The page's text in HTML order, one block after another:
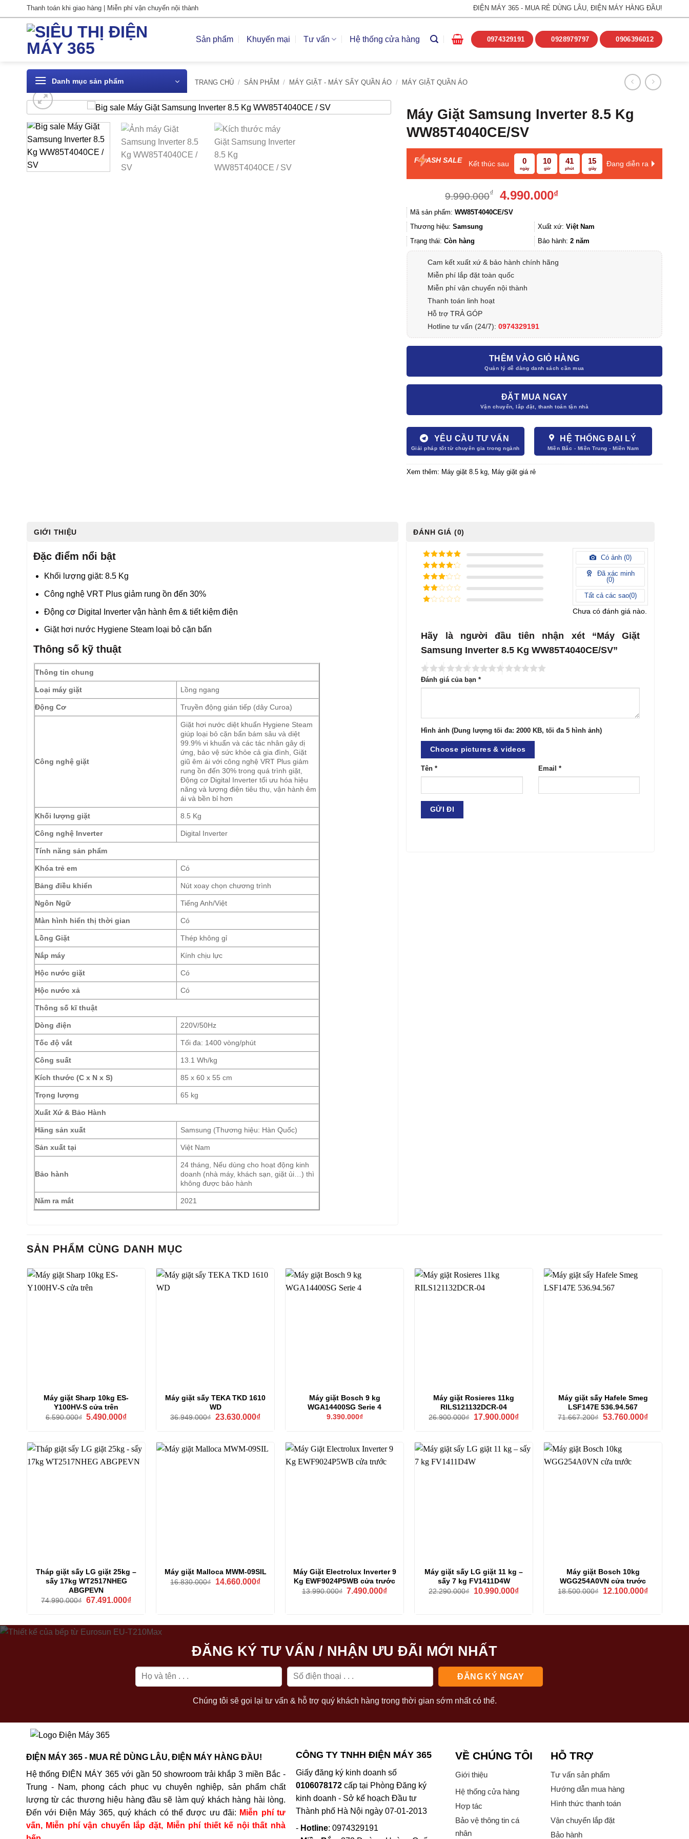
qua
Thanh toán khi giao hàng | Miễn phí vận chuyển nội thành ĐIỆN MÁY 365 - MUA RẺ DÙNG LÂU, ĐIỆN MÁY HÀNG ĐẦU!
Sản phẩm Khuyến mại Tư vấn Hệ thống cửa hàng 0974329191 0928979797 0906396012
Danh mục sản phẩm TRANG CHỦ / SẢN PHẨM / MÁY GIẶT - MÁY SẤY QUẦN ÁO / MÁY GIẶT QUẦN ÁO
Máy Giặt Samsung Inverter 8.5 Kg
WW85T4040CE/SV
F ASH SALE Kết thúc sau 0
ngày
10
giờ
41
phút
14
giây
Đang diễn ra
9.990.000₫
Giá
là:
9.990.000₫.
4.990.000₫Giá
là:
4.990.000₫.
Mã sản phẩm: WW85T4040CE/SV
Thương hiệu: Samsung Xuất xứ:Việt Nam
Trạng thái: Còn hàng Bảo hành:2 năm
Cam kết xuất xứ & bảo hành chính hãng
Miễn phí lắp đặt toàn quốc
Miễn phí vận chuyển nội thành
Thanh toán linh hoạt
Hỗ trợ TRẢ GÓP
Hotline tư vấn (24/7): 0974329191
THÊM VÀO GIỎ HÀNG
ĐẶT MUA NGAY
YÊU CẦU TƯ VẤN HỆ THỐNG ĐẠI LÝ
Xem thêm: Máy giặt 8.5 kg, Máy giặt giá rẻ
GIỚI THIỆU
Đặc điểm nổi bật
Khối lượng giặt: 8.5 Kg
Công nghệ VRT Plus giảm rung ồn đến 30%
Động cơ Digital Inverter vận hành êm & tiết kiệm điện
Giặt hơi nước Hygiene Steam loại bỏ cặn bẩn
Thông số kỹ thuật
Thông tin chung
Loại máy giặt Lồng ngang
Động Cơ Truyền động gián tiếp (dây Curoa)
Công nghệ giặt
Giặt hơi nước diệt khuẩn Hygiene Steam
giúp loại bỏ cặn bẩn bám sâu và diệt
99.9% vi khuẩn và các tác nhân gây dị
ứng, bảo vệ sức khỏe cả gia đình, Giặt
giũ êm ái với công nghệ VRT Plus giảm
rung ồn đến 30% trong quá trình giặt,
Động cơ Digital Inverter tối ưu hóa hiệu
năng và lượng điện tiêu thụ, vận hành êm
ái và bền bỉ hơn
Khối lượng giặt 8.5 Kg
Công nghệ Inverter Digital Inverter
Tính năng sản phẩm
Khóa trẻ em Có
Bảng điều khiển Nút xoay chọn chương trình
Ngôn Ngữ Tiếng Anh/Việt
Màn hình hiển thị thời gian Có
Lồng Giặt Thép không gỉ
Nắp máy Kính chịu lực
Hộc nước giặt Có
Hộc nước xả Có
Thông số kĩ thuật
Dòng điện 220V/50Hz
Tốc độ vắt Tối đa: 1400 vòng/phút
Công suất 13.1 Wh/kg
Kích thước (C x N x S) 85 x 60 x 55 cm
Trọng lượng 65 kg
Xuất Xứ & Bảo Hành
Hãng sản xuất Samsung (Thương hiệu: Hàn Quốc)
Sản xuất tại Việt Nam
Bảo hành
24 tháng, Nếu dùng cho hoạt động kinh
doanh (nhà máy, khách sạn, giặt ủi…) thì
không được bảo hành
Năm ra mắt 2021
ĐÁNH GIÁ (0)
5/ 5 điểm
4/ 5
điểm
3/ 5
điểm
2/
điểm
Có ảnh (0)
Đã xác minh
(0)
Tất cả các sao(0)
Chưa có đánh giá nào.
Hãy là người đầu tiên nhận xét “Máy Giặt
Samsung Inverter 8.5 Kg WW85T4040CE/SV”
Đánh giá của bạn*
Hình ảnh (Dung lượng tối đa: 2000 KB, tối đa 5 hình ảnh)
Choose pictures & videos
Tên* Email *
SẢN PHẨM CÙNG DANH MỤC
Máy giặt Sharp 10kg ES-
Y100HV-S cửa trên
6.590.000₫ Giá
5.490.000₫Giá
5.490.000₫.
Máy giặt sấy TEKA TKD 1610
WD
36.949.000₫ Giá
23.630.000₫Giá
23.630.000₫.
Máy giặt Bosch 9 kg
WGA14400SG Serie 4
9.390.000₫
Máy giặt Rosieres 11kg
RILS121132DCR-04
26.900.000₫
Giá
17.900.000₫Giá
17.900.000₫.
Máy giặt sấy Hafele Smeg
LSF147E 536.94.567
71.667.200₫ Giá
53.760.000₫Giá
Tháp giặt sấy LG giặt 25kg –
sấy 17kg WT2517NHEG
ABGPEVN
74.990.000₫ Giá
67.491.000₫Giá
67.491.000₫.
Máy giặt Malloca MWM-09SIL
16.830.000₫
Giá
14.660.000₫Giá
Máy Giặt Electrolux Inverter 9
Kg EWF9024P5WB cửa trước
13.990.000₫ Giá
7.490.000₫Giá
Máy giặt sấy LG giặt 11 kg –
sấy 7 kg FV1411D4W
22.290.000₫
Giá
10.990.000₫Giá
Máy giặt Bosch 10kg
WGG254A0VN cửa trước
18.500.000₫
Giá
12.100.000₫Giá
ĐĂNG KÝ TƯ VẤN / NHẬN ƯU ĐÃI MỚI NHẤT
Chúng tôi sẽ gọi lại tư vấn & hỗ trợ quý khách hàng trong thời gian sớm nhất có thể.
ĐIỆN MÁY 365 - MUA RẺ DÙNG LÂU, ĐIỆN MÁY HÀNG ĐẦU!
Hệ thống ĐIỆN MÁY 365 với gần 50 showroom trải khắp 3 miền Bắc -
Trung - Nam, phong cách phục vụ chuyên nghiệp, sản phẩm chất
lượng từ các thương hiệu hàng đầu sẽ làm quý khách hàng hài lòng.
Đến với Điện Máy 365, quý khách có thể được ưu đãi: Miễn phí tư
vấn, Miễn phí vận chuyển lắp đặt, Miễn phí thiết kế nội thất nhà
CÔNG TY TNHH ĐIỆN MÁY 365
Giấy đăng ký kinh doanh số
0106078172cấp tại Phòng Đăng ký
kinh doanh - Sở kế hoạch Đầu tư
Thành phố Hà Nội ngày 07-01-2013
- Hotline: 0974329191
VỀ CHÚNG TÔI
Giới thiệu
Hệ thống cửa hàng
Hợp tác
Bảo vệ thông tin cá
nhân
HỖ TRỢ
Tư vấn sản phẩm
Hướng dẫn mua hàng
Hình thức thanh toán
Vận chuyển lắp đặt
Bảo hành